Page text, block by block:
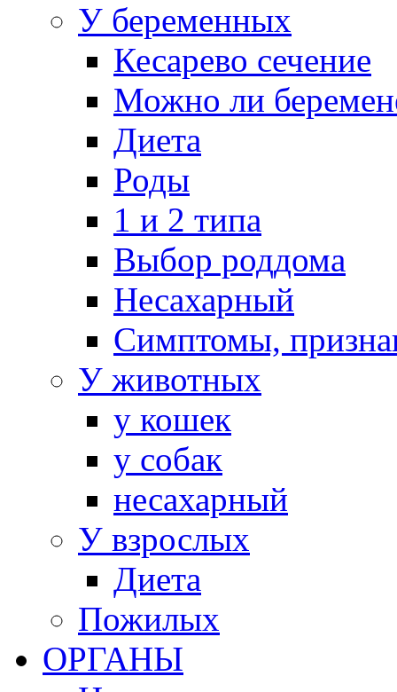
У беременных
Кесарево сечение
Можно ли
Диета
Роды
1 и 2 типа
Выбор роддома
Несахарный
Симптомы,
У животных
у кошек
у собак
несахарный
У взрослых
Диета
Пожилых
ОРГАНЫ